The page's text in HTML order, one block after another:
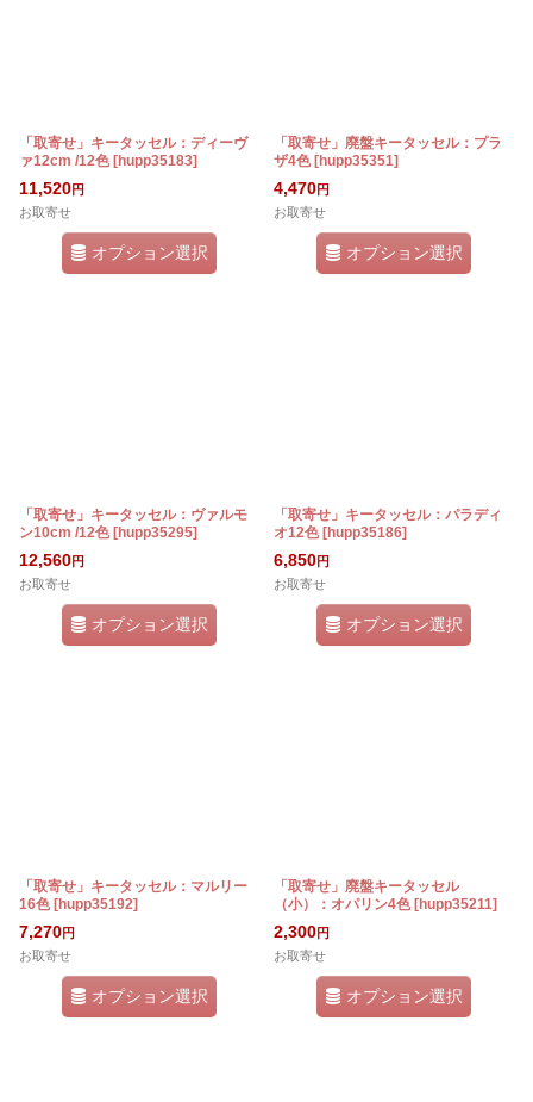
「取寄せ」キータッセル：ディーヴ
ァ12cm /12色 [hupp35183]
11,520円
お取寄せ
オプション選択
「取寄せ」廃盤キータッセル：プラ
ザ4色 [hupp35351]
4,470円
お取寄せ
オプション選択
「取寄せ」キータッセル：ヴァルモ
ン10cm /12色 [hupp35295]
12,560円
お取寄せ
オプション選択
「取寄せ」キータッセル：パラディ
オ12色 [hupp35186]
6,850円
お取寄せ
オプション選択
「取寄せ」キータッセル：マルリー
16色 [hupp35192]
7,270円
お取寄せ
オプション選択
「取寄せ」廃盤キータッセル
（小）：オパリン4色 [hupp35211]
2,300円
お取寄せ
オプション選択